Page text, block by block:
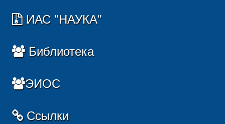
ИАС "НАУКА"
Библиотека
ЭИОС
Ссылки